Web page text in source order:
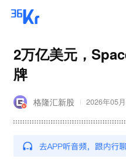
2万亿美元，
牌
格隆汇新股 2026年05